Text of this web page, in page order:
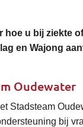
hoe u bij ziekte
en Wajong
Oudewater
Stadsteam
bij